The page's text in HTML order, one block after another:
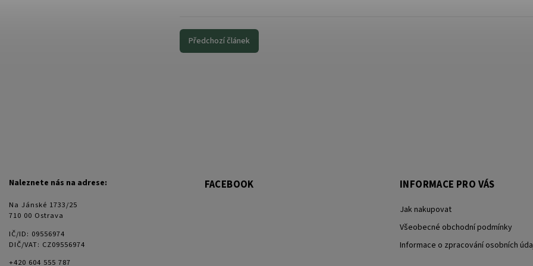
Předchozí článek
Naleznete nás na adrese:
Na Jánské 1733/25
710 00 Ostrava
IČ/ID: 09556974
DIČ/VAT: CZ09556974
+420 604 555 787
FACEBOOK INFORMACE PRO VÁS
Jak nakupovat
Všeobecné obchodní podmínky
Informace o zpracování osobních